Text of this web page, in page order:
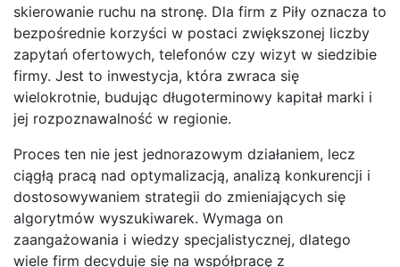
skierowanie ruchu na stronę. Dla firm z Piły oznacza to
bezpośrednie korzyści w postaci zwiększonej liczby
zapytań ofertowych, telefonów czy wizyt w siedzibie
firmy. Jest to inwestycja, która zwraca się
wielokrotnie, budując długoterminowy kapitał marki i
jej rozpoznawalność w regionie.
Proces ten nie jest jednorazowym działaniem, lecz
ciągłą pracą nad optymalizacją, analizą konkurencji i
dostosowywaniem strategii do zmieniających się
algorytmów wyszukiwarek. Wymaga on
zaangażowania i wiedzy specjalistycznej, dlatego
wiele firm decyduje się na współpracę z